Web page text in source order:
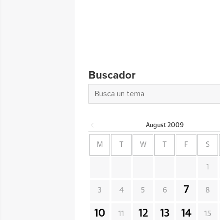
Buscador
August 2009
M W F S
1
3 4 5 6 7 8
10 11 12 13 14 15